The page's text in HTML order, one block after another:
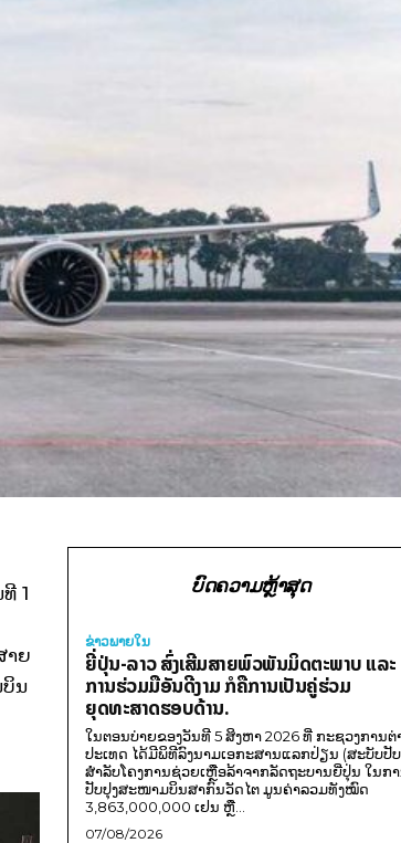
1
າຍ
ນ
ບົດຄວາມຫຼ້າສຸດ
ຂ່າວພາຍ​ໃນ
ຍີ່ປຸ່ນ-ລາວ ສົ່ງເສີມສາຍພົວພັນມິດຕະພາບ ແລະ
ການຮ່ວມມືອັນດີງາມ ກໍຄືການເປັນຄູ່ຮ່ວມ
ຍຸດທະສາດຮອບດ້ານ.
ໃນຕອນບ່າຍຂອງວັນທີ 5 ສິງຫາ 2026 ທີ່ ກະຊວງການຕ່
ປະເທດ ໄດ້ມີພິທີລົງນາມເອກະສານແລກປ່ຽນ (ສະບັບປັບ
ສໍາລັບໂຄງການຊ່ວຍເຫຼືອລ້າຈາກລັດຖະບານຍີ່ປຸ່ນ ໃນກ
ປັບປຸງສະໜາມບິນສາກົນວັດໄຕ ມູນຄ່າລວມທັງໝົດ
3,863,000,000 ເຢນ ຫຼື...
07/08/2026